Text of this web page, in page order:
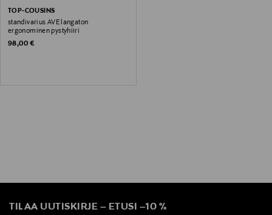
TOP-COUSINS
standivarius AVE langaton
ergonominen pystyhiiri
Original Price
98,00 €
TILAA UUTISKIRJE – ETUSI –10 %